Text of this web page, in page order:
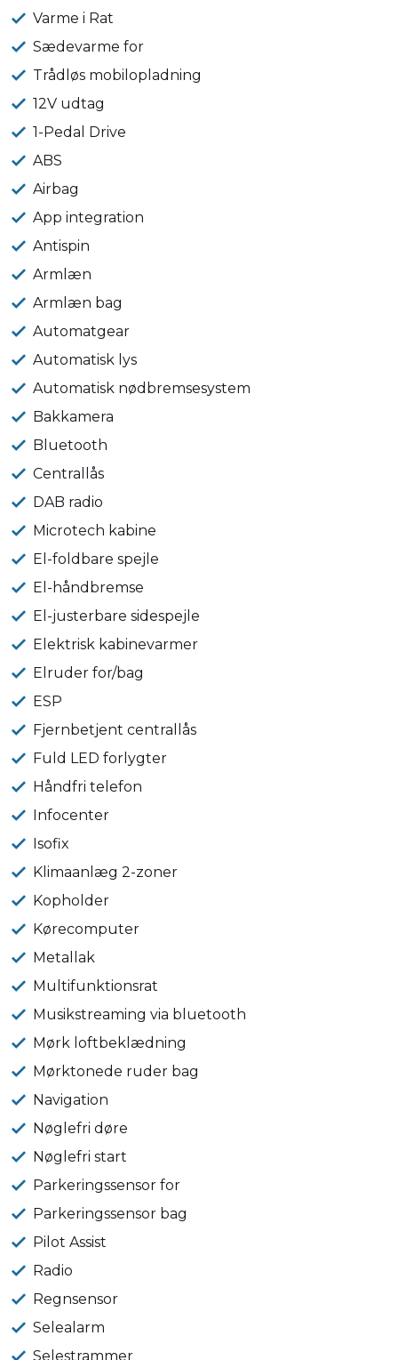
Varme i Rat
Sædevarme for
Trådløs mobilopladning
12V udtag
1-Pedal Drive
ABS
Airbag
App integration
Antispin
Armlæn
Armlæn bag
Automatgear
Automatisk lys
Automatisk nødbremsesystem
Bakkamera
Bluetooth
Centrallås
DAB radio
Microtech kabine
El-foldbare spejle
El-håndbremse
El-justerbare sidespejle
Elektrisk kabinevarmer
Elruder for/bag
ESP
Fjernbetjent centrallås
Fuld LED forlygter
Håndfri telefon
Infocenter
Isofix
Klimaanlæg 2-zoner
Kopholder
Kørecomputer
Metallak
Multifunktionsrat
Musikstreaming via bluetooth
Mørk loftbeklædning
Mørktonede ruder bag
Navigation
Nøglefri døre
Nøglefri start
Parkeringssensor for
Parkeringssensor bag
Pilot Assist
Radio
Regnsensor
Selealarm
Selestrammer